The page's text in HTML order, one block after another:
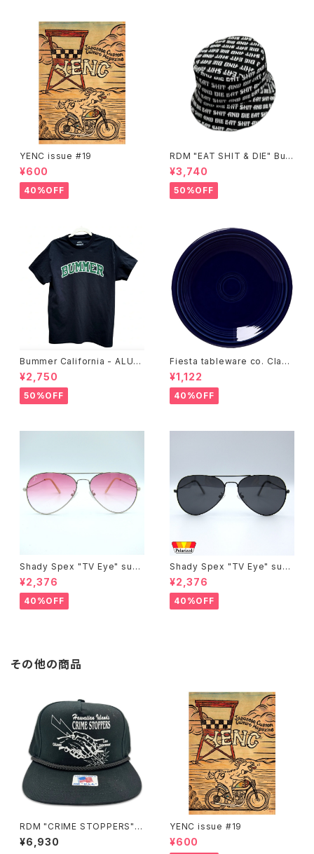
YENC issue #19
¥600
40%OFF
RDM "EAT SHIT & DIE" Buc
ket Hat
¥3,740
50%OFF
Bummer California - ALUM
T-SHIRT,black
¥2,750
50%OFF
Fiesta tableware co. Class
ic Rim 7-1/4 Inch Salad Pla
te
¥1,122
40%OFF
Shady Spex "TV Eye" sung
lasses, Silver w/Rose Grad
ient lenses
¥2,376
40%OFF
Shady Spex "TV Eye" sung
lasses, Black w/Polarized
Grey lenses
¥2,376
40%OFF
その他の商品
RDM "CRIME STOPPERS" H
at
¥6,930
YENC issue #19
¥600